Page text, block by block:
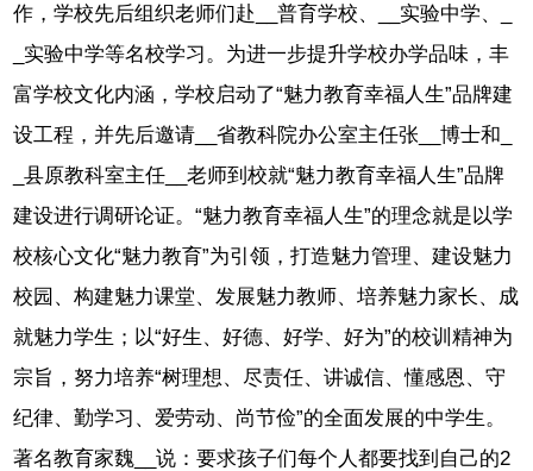
作，学校先后组织老师们赴__普育学校、__实验中学、_
_实验中学等名校学习。为进一步提升学校办学品味，丰
富学校文化内涵，学校启动了“魅力教育幸福人生”品牌建
设工程，并先后邀请__省教科院办公室主任张__博士和_
_县原教科室主任__老师到校就“魅力教育幸福人生”品牌
建设进行调研论证。“魅力教育幸福人生”的理念就是以学
校核心文化“魅力教育”为引领，打造魅力管理、建设魅力
校园、构建魅力课堂、发展魅力教师、培养魅力家长、成
就魅力学生；以“好生、好德、好学、好为”的校训精神为
宗旨，努力培养“树理想、尽责任、讲诚信、懂感恩、守
纪律、勤学习、爱劳动、尚节俭”的全面发展的中学生。
著名教育家魏__说：要求孩子们每个人都要找到自己的2